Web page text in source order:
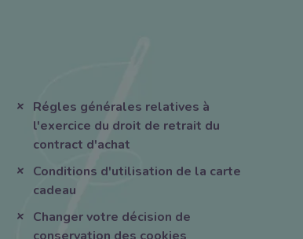
Régles générales relatives à
l'exercice du droit de retrait du
contract d'achat
Conditions d'utilisation de la carte
cadeau
Changer votre décision de